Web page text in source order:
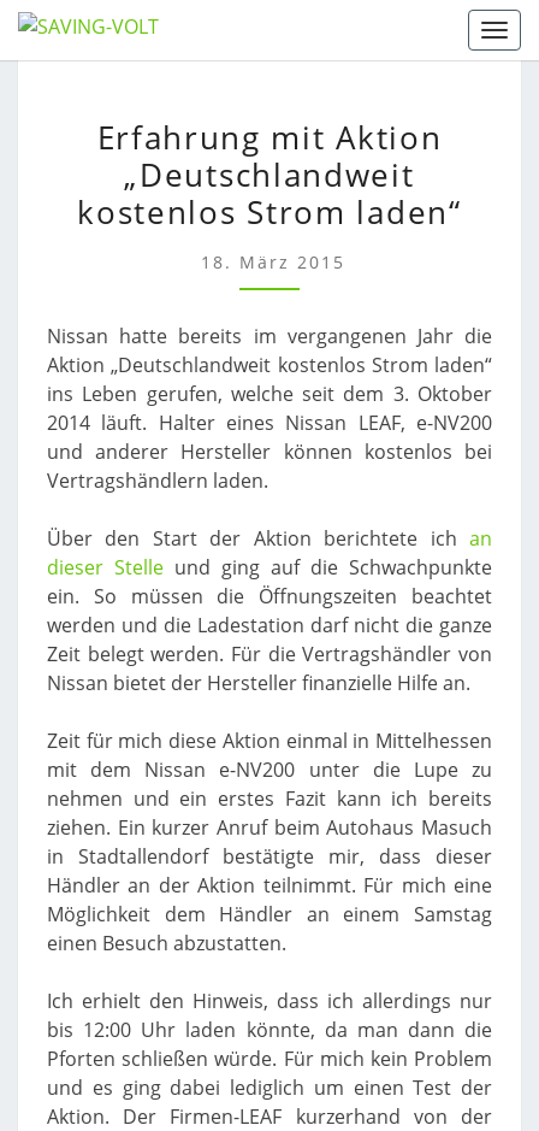
Skip
to
MIT
AKTION
„DEUTSCHLANDWEIT
KOSTENLOS
STROM
LADEN“
Erfahrung mit Aktion
„Deutschlandweit
kostenlos Strom laden“
18. März 2015
Nissan hatte bereits im vergangenen Jahr die
Aktion „Deutschlandweit kostenlos Strom laden“
ins Leben gerufen, welche seit dem 3. Oktober
2014 läuft. Halter eines Nissan LEAF, e-NV200
und anderer Hersteller können kostenlos bei
Vertragshändlern laden.
Über den Start der Aktion berichtete ich an
dieser Stelle und ging auf die Schwachpunkte
ein. So müssen die Öffnungszeiten beachtet
werden und die Ladestation darf nicht die ganze
Zeit belegt werden. Für die Vertragshändler von
Nissan bietet der Hersteller finanzielle Hilfe an.
Zeit für mich diese Aktion einmal in Mittelhessen
mit dem Nissan e-NV200 unter die Lupe zu
nehmen und ein erstes Fazit kann ich bereits
ziehen. Ein kurzer Anruf beim Autohaus Masuch
in Stadtallendorf bestätigte mir, dass dieser
Händler an der Aktion teilnimmt. Für mich eine
Möglichkeit dem Händler an einem Samstag
einen Besuch abzustatten.
Ich erhielt den Hinweis, dass ich allerdings nur
bis 12:00 Uhr laden könnte, da man dann die
Pforten schließen würde. Für mich kein Problem
und es ging dabei lediglich um einen Test der
Aktion. Der Firmen-LEAF kurzerhand von der